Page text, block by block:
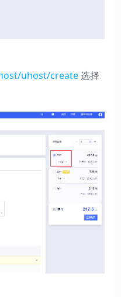
uhost/create选择